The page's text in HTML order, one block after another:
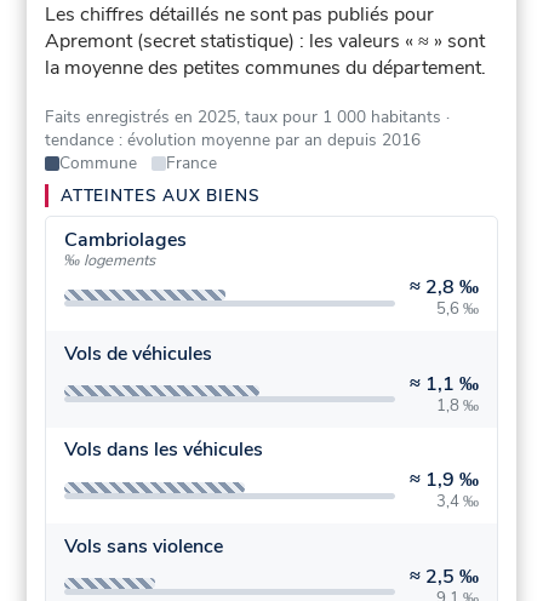
Les chiffres détaillés ne sont pas publiés pour
Apremont (secret statistique) : les valeurs « ≈ » sont
la moyenne des petites communes du département.
Faits enregistrés en 2025, taux pour 1 000 habitants ·
tendance : évolution moyenne par an depuis 2016
Commune
France
ATTEINTES AUX BIENS
Cambriolages
‰ logements
≈ 2,8 ‰
5,6 ‰
Vols de véhicules
≈ 1,1 ‰
1,8 ‰
Vols dans les véhicules
≈ 1,9 ‰
3,4 ‰
Vols sans violence
≈ 2,5 ‰